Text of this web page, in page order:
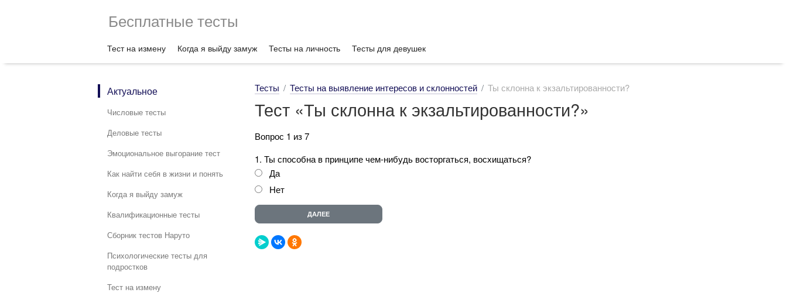
Бесплатные тесты
Тест на измену Когда я выйду замуж Тесты на личность Тесты для девушек
Актуальное
Числовые тесты
Деловые тесты
Эмоциональное выгорание тест
Как найти себя в жизни и понять
Когда я выйду замуж
Квалификационные тесты
Сборник тестов Наруто
Психологические тесты для
подростков
Тест на измену
Тесты Тесты на выявление интересов и склонностей Ты склонна к экзальтированности?
Тест «Ты склонна к экзальтированности?»
Вопрос 1 из 7
1. Ты способна в принципе чем-нибудь восторгаться, восхищаться?
Да
Нет